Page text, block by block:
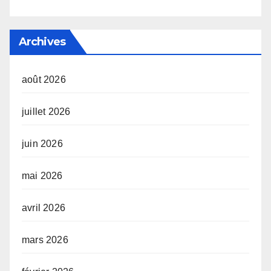
Archives
août 2026
juillet 2026
juin 2026
mai 2026
avril 2026
mars 2026